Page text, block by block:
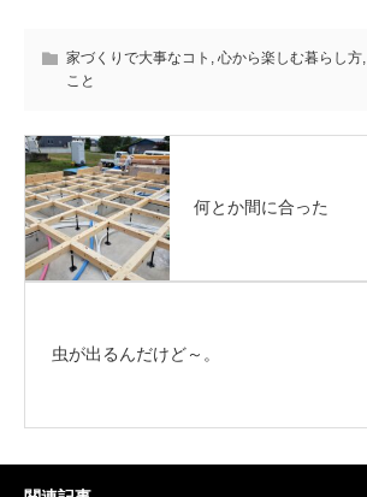
家づくりで大事なコト , 心から楽しむ暮らし方,
こと
何とか間に合った
虫が出るんだけど～。